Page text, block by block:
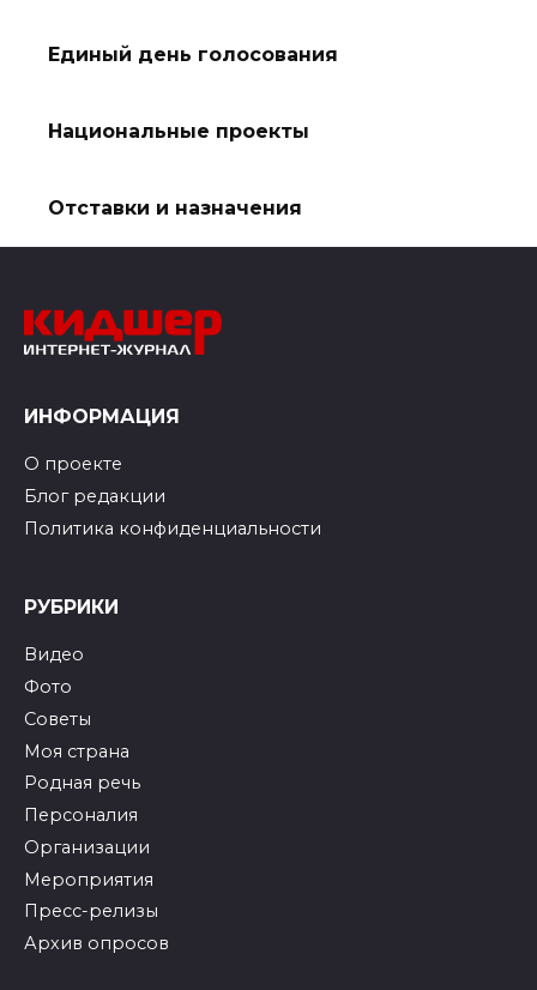
Единый день голосования
Национальные проекты
Отставки и назначения
ИНФОРМАЦИЯ
О проекте
Блог редакции
Политика конфиденциальности
РУБРИКИ
Видео
Фото
Советы
Моя страна
Родная речь
Персоналия
Организации
Мероприятия
Пресс-релизы
Архив опросов